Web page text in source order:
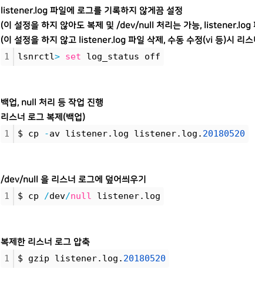
listener.log 파일에 로그를 기록하지 않게끔 설정
(이 설정을 하지 않아도 복제 및 /dev/null 처리는 가능, listener.log
(이 설정을 하지 않고 listener.log 파일 삭제, 수동 수정(vi 등)시 리
1 lsnrctl> set log_status off
백업, null 처리 등 작업 진행
리스너 로그 복제(백업)
1 $ cp -av listener.log listener.log. 20180520
/dev/null 을 리스너 로그에 덮어씌우기
1 $ cp /dev/null listener.log
복제한 리스너 로그 압축
1 $ gzip listener.log. 20180520